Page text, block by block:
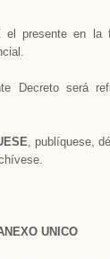
el presente en la
Decreto será
, publíquese,
UNICO